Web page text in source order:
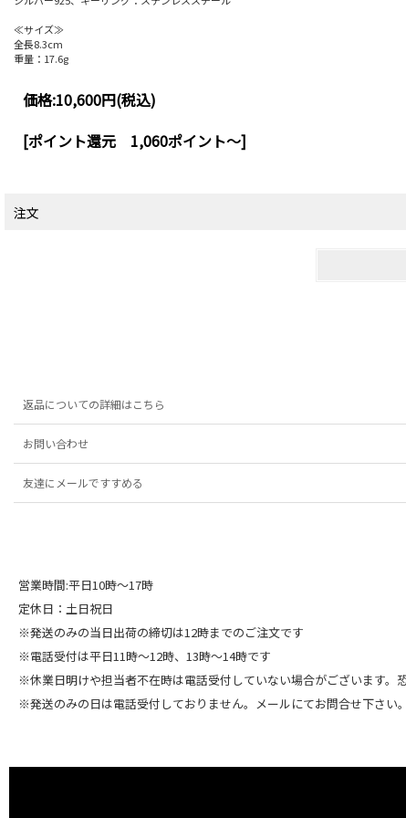
≪サイズ≫
全長8.3cm
重量：17.6g
価格:10,600円(税込)
[ポイント還元 1,060ポイント～]
注文
返品についての詳細はこちら
お問い合わせ
友達にメールですすめる
営業時間:平日10時～17時
定休日：土日祝日
※発送のみの当日出荷の締切は12時までのご注文です
※電話受付は平日11時～12時、13時～14時です
※休業日明けや担当者不在時は電話受付していない場合がございます。
※発送のみの日は電話受付しておりません。メールにてお問合せ下さい。